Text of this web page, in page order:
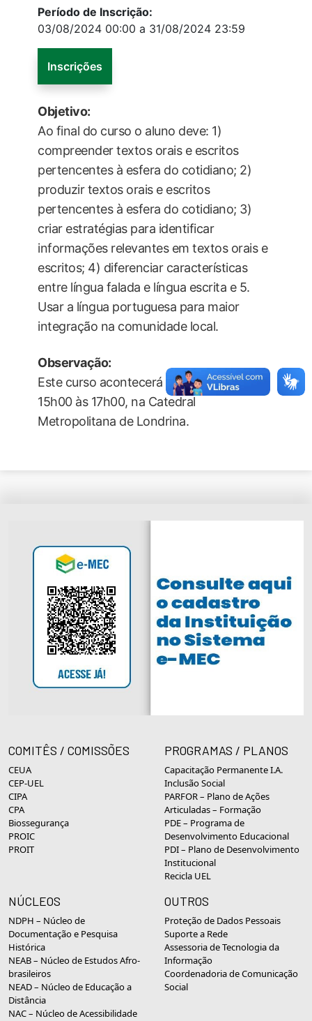
Período de Inscrição:
03/08/2024 00:00 a 31/08/2024 23:59
Inscrições
Objetivo:
Ao final do curso o aluno deve: 1)
compreender textos orais e escritos
pertencentes à esfera do cotidiano; 2)
produzir textos orais e escritos
pertencentes à esfera do cotidiano; 3)
criar estratégias para identificar
informações relevantes em textos orais e
escritos; 4) diferenciar características
entre língua falada e língua escrita e 5.
Usar a língua portuguesa para maior
integração na comunidade local.
Observação:
Este curso acontecerá aos sábados , das
15h00 às 17h00, na Catedral
Metropolitana de Londrina.
COMITÊS / COMISSÕES
CEUA
CEP-UEL
CIPA
CPA
Biossegurança
PROIC
PROIT
PROGRAMAS / PLANOS
Capacitação Permanente I.A.
Inclusão Social
PARFOR – Plano de Ações
Articuladas – Formação
PDE – Programa de
Desenvolvimento Educacional
PDI – Plano de Desenvolvimento
Institucional
Recicla UEL
NÚCLEOS
NDPH – Núcleo de
Documentação e Pesquisa
Histórica
NEAB – Núcleo de Estudos Afro-
brasileiros
NEAD – Núcleo de Educação a
Distância
NAC – Núcleo de Acessibilidade
OUTROS
Proteção de Dados Pessoais
Suporte a Rede
Assessoria de Tecnologia da
Informação
Coordenadoria de Comunicação
Social